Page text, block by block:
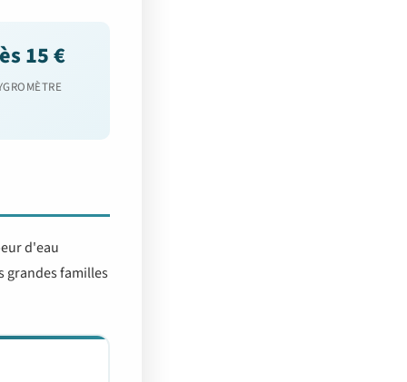
15 €
d'eau
grandes familles